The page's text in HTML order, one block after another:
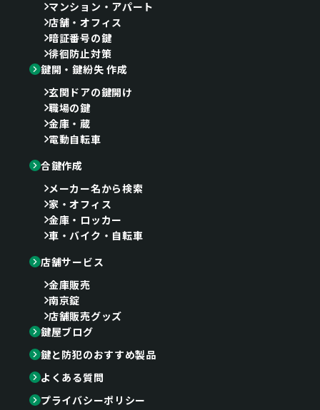
マンション・アパート
店舗・オフィス
暗証番号の鍵
徘徊防止対策
鍵開・鍵紛失 作成
玄関ドアの鍵開け
職場の鍵
金庫・蔵
電動自転車
合鍵作成
メーカー名から検索
家・オフィス
金庫・ロッカー
車・バイク・自転車
店舗サービス
金庫販売
南京錠
店舗販売グッズ
鍵屋ブログ
鍵と防犯のおすすめ製品
よくある質問
プライバシーポリシー